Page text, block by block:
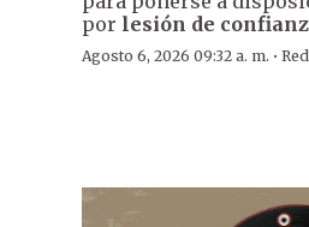
por lesión de
Agosto 6, 2026 09:32 a. m. ·